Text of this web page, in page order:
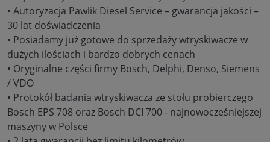
• Autoryzacja Pawlik Diesel Service – gwarancja jakości –
30 lat doświadczenia
• Posiadamy już gotowe do sprzedaży wtryskiwacze w
dużych ilościach i bardzo dobrych cenach
• Oryginalne części firmy Bosch, Delphi, Denso, Siemens
/ VDO
• Protokół badania wtryskiwacza ze stołu probierczego
Bosch EPS 708 oraz Bosch DCI 700 - najnowocześniejszej
maszyny w Polsce